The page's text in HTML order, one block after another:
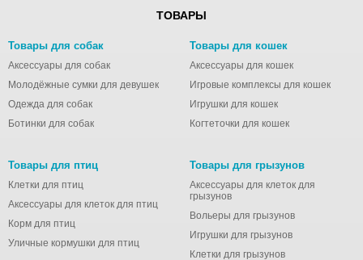
ТОВАРЫ
Товары для собак
Аксессуары для собак
Молодёжные сумки для девушек
Одежда для собак
Ботинки для собак
Товары для кошек
Аксессуары для кошек
Игровые комплексы для кошек
Игрушки для кошек
Когтеточки для кошек
Товары для птиц
Клетки для птиц
Аксессуары для клеток для птиц
Корм для птиц
Уличные кормушки для птиц
Товары для грызунов
Аксессуары для клеток для
грызунов
Вольеры для грызунов
Игрушки для грызунов
Клетки для грызунов